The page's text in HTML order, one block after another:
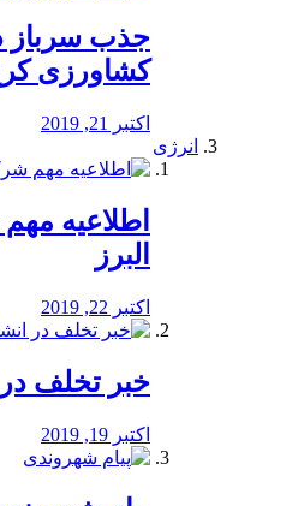
جذب سرباز
کشاورزی
اکتبر 21, 2019
انرژی
️اطلاعیه
البرز
اکتبر 22, 2019
خبر تخلف
اکتبر 19, 2019